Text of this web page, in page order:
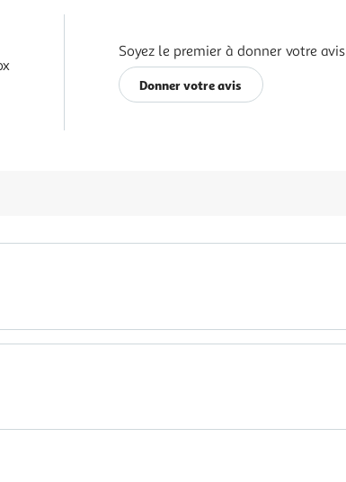
Soyez le premier à donner votre avis
Donner votre avis